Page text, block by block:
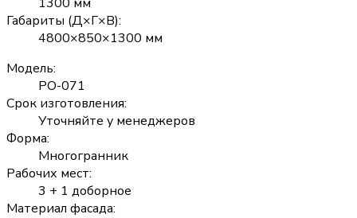
Габариты (Д×Г×В):
4800×850×1300 мм
Модель:
РО-071
Срок изготовления:
Уточняйте у менеджеров
Форма:
Многогранник
Рабочих мест:
3 + 1 доборное
Материал фасада: